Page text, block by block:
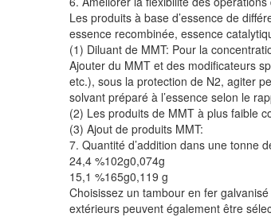
Les produits à base d’essence de
essence recombinée, essence
(1) Diluant de MMT: Pour la
Ajouter du MMT et des modificateurs
etc.), sous la protection de N2, agiter
solvant préparé à l’essence selon le
(2) Les produits de MMT à plus faible
(3) Ajout de produits MMT:
7. Quantité d’addition dans une tonne
24,4 %102g0,074g
15,1 %165g0,119 g
Choisissez un tambour en fer
extérieurs peuvent également être